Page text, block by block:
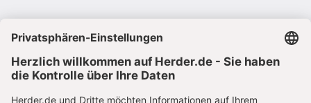
VERTRAG WIDERRUFEN